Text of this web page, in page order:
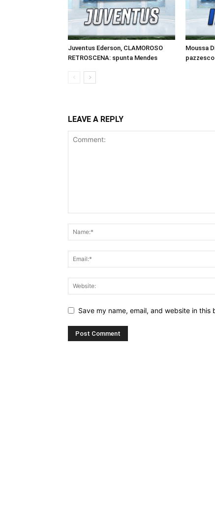
Juventus Ederson, CLAMOROSO
RETROSCENA: spunta Mendes
Moussa
pazzesco
LEAVE A REPLY
Save my name, email, and website in